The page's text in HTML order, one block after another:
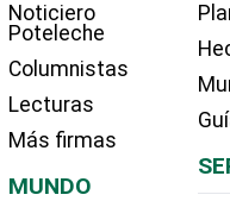
Noticiero
Poteleche
Columnistas
Lecturas
Más firmas
MUNDO